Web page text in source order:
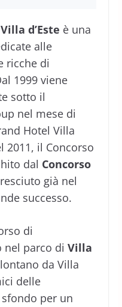
d’Este è una
alle
ricche di
1999 viene
sotto il
nel mese di
Hotel Villa
2011, il Concorso
dal Concorso
già nel
successo.
di
nel parco di Villa
da Villa
delle
per un